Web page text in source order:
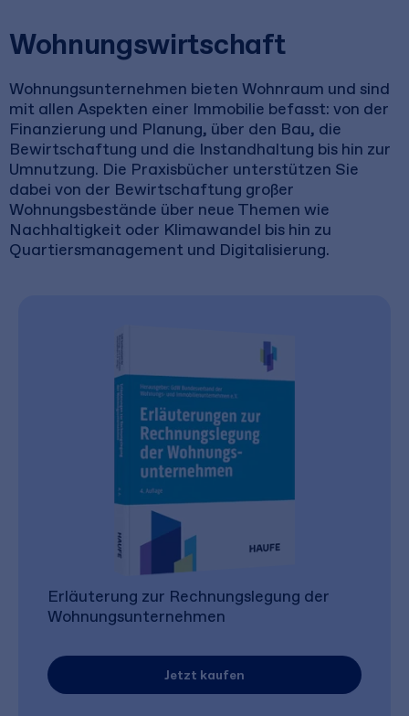
Wohnungswirtschaft
Wohnungsunternehmen bieten Wohnraum und sind
mit allen Aspekten einer Immobilie befasst: von der
Finanzierung und Planung, über den Bau, die
Bewirtschaftung und die Instandhaltung bis hin zur
Umnutzung. Die Praxisbücher unterstützen Sie
dabei von der Bewirtschaftung großer
Wohnungsbestände über neue Themen wie
Nachhaltigkeit oder Klimawandel bis hin zu
Quartiersmanagement und Digitalisierung.
Erläuterung zur Rechnungslegung der
Wohnungsunternehmen
Jetzt kaufen